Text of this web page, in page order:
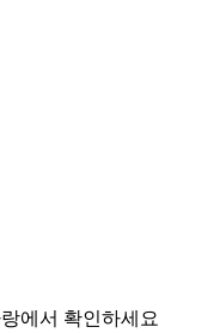
에서 확인하세요